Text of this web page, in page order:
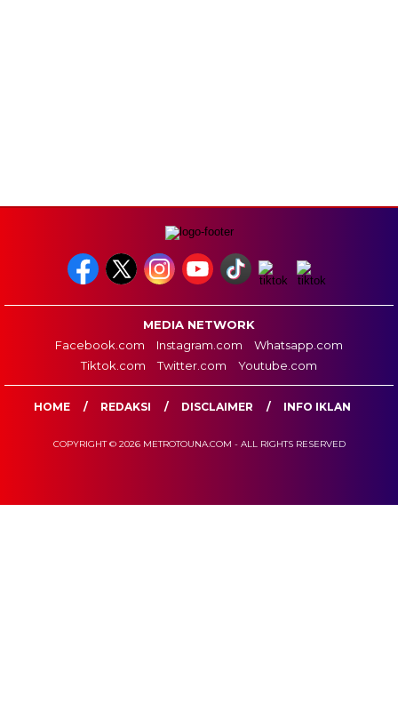
MEDIA NETWORK
Facebook.com
Instagram.com
Whatsapp.com
Tiktok.com
Twitter.com Youtube.com
HOME REDAKSI DISCLAIMER INFO IKLAN
COPYRIGHT © 2026 METROTOUNA.COM - ALL RIGHTS RESERVED